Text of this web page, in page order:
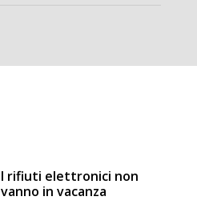
I rifiuti elettronici non
vanno in vacanza